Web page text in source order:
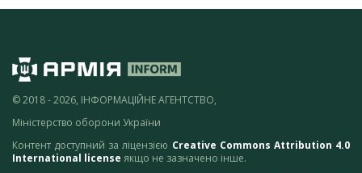
© 2018 - 2026, ІНФОРМАЦІЙНЕ АГЕНТСТВО,
Міністерство оборони України
Контент доступний за ліцензією Creative Commons Attribution 4.0
International license якщо не зазначено інше.